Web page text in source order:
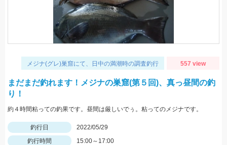
メジナ(グレ)巣窟にて、日中の満潮時の調査釣行 557 view
まだまだ釣れます！メジナの巣窟(第５回)、真っ昼間の釣
り！
約４時間粘っての釣果です。昼間は厳しいでぅ。粘ってのメジナです。
釣行日
2022/05/29
釣行時間
15:00～17:00